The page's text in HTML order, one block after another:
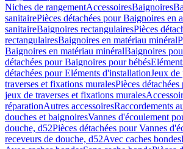
Niches de rangementAccessoiresBaignoires
sanitairePièces détachées pour Baignoires en
sanitaireBaignoires rectangulairesPièces
rectangulairesBaignoires en matériau minéral
Baignoires en matériau minéralBaignoires
détachées pour Baignoires pour bébés
détachées pour Eléments d'installationJeux de
traverses et fixations muralesPièces
jeux de traverses et fixations murales
réparationAutres accessoiresRaccordements
douches et baignoiresVannes d'écoulement
douche, d52Pièces détachées pour Vannes
receveurs de douche, d52Avec caches bondes